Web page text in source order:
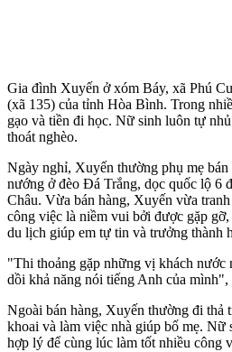
Gia đình Xuyến ở xóm Báy, xã Phú
(xã 135) của tỉnh Hòa Bình. Trong
gạo và tiền đi học. Nữ sinh luôn tự
thoát nghèo.
Ngày nghỉ, Xuyến thường phụ mẹ
nướng ở đèo Đá Trắng, dọc quốc lộ 6
Châu. Vừa bán hàng, Xuyến vừa
công việc là niềm vui bởi được gặp
du lịch giúp em tự tin và trưởng thành
"Thi thoảng gặp những vị khách nước
dồi khả năng nói tiếng Anh của
Ngoài bán hàng, Xuyến thường đi thả
khoai và làm việc nhà giúp bố mẹ. Nữ
hợp lý để cùng lúc làm tốt nhiều công